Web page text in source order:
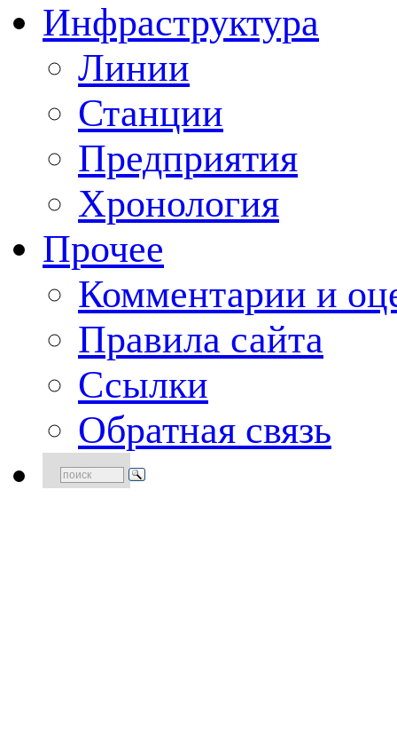
Инфраструктура
Линии
Станции
Предприятия
Хронология
Прочее
Комментарии и
Правила сайта
Ссылки
Обратная связь